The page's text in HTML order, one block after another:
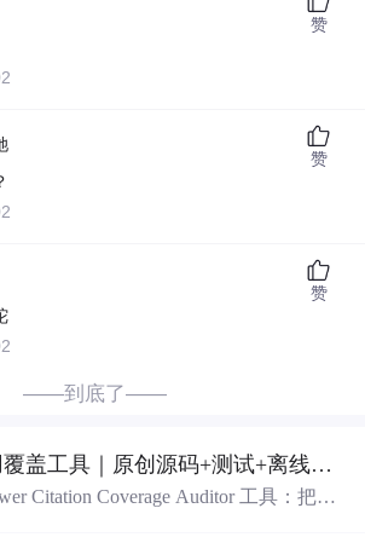
赞
赞
赞
——到底了——
网页问答引用覆盖工具｜原创源码+测试+离线报告
Citation Coverage Auditor 工具：把网